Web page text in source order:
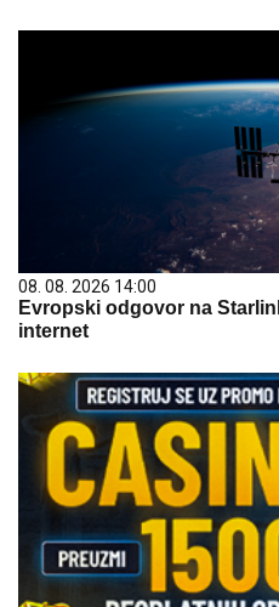
08. 08. 2026 14:00
Evropski odgovor na
internet